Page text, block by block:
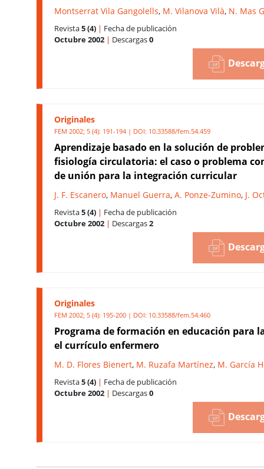
Montserrat Vila Gangolells, M. Vilanova Vilà, N. Mas
Revista5 (4) | Fecha de publicación
Octubre 2002 | Descargas0
Originales
FEM 2002; 5 (4): 191-194 | DOI: 10.33588/fem.54.459
Aprendizaje basado en la solución de
fisiología circulatoria: el caso o problema
de unión para la integración curricular
J. F. Escanero, Manuel Guerra, A. Ponze-Zumino, J.
Revista5 (4) | Fecha de publicación
Octubre 2002 | Descargas2
Originales
FEM 2002; 5 (4): 195-200 | DOI: 10.33588/fem.54.460
Programa de formación en educación para
el currículo enfermero
M. D. Flores Bienert, M. Ruzafa Martínez, M. García
Revista5 (4) | Fecha de publicación
Octubre 2002 | Descargas0